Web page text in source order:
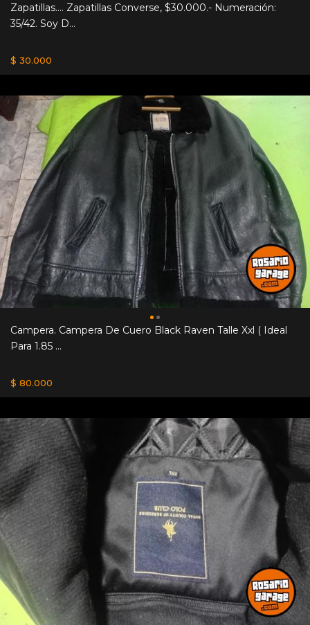
Zapatillas.... Zapatillas Converse, $30.000.- Numeración:
35/42. Soy D...
$ 30.000
Campera. Campera De Cuero Black Raven Talle Xxl ( Ideal
Para 1.85 ...
$ 80.000